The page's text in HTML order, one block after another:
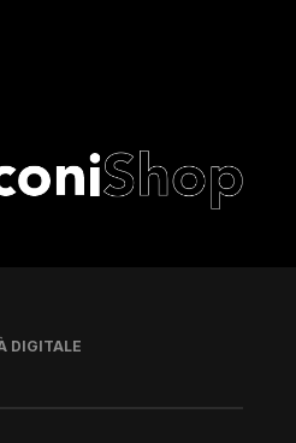
DIGITALE